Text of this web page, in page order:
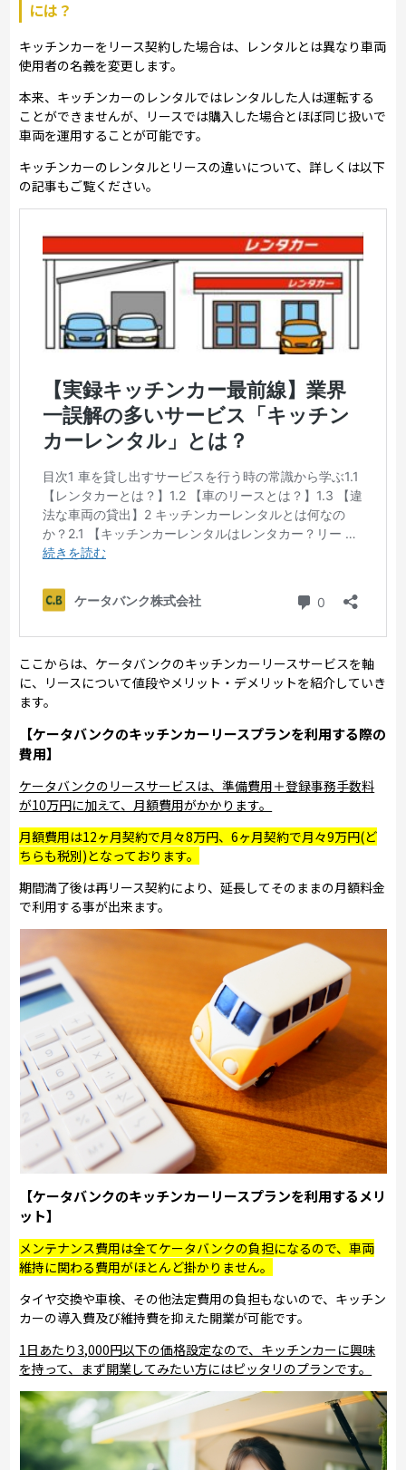
には？
キッチンカーをリース契約した場合は、レンタルとは異なり車両
使用者の名義を変更します。
本来、キッチンカーのレンタルではレンタルした人は運転する
ことができませんが、リースでは購入した場合とほぼ同じ扱いで
車両を運用することが可能です。
キッチンカーのレンタルとリースの違いについて、詳しくは以下
の記事もご覧ください。
ここからは、ケータバンクのキッチンカーリースサービスを軸
に、リースについて値段やメリット・デメリットを紹介していき
ます。
【ケータバンクのキッチンカーリースプランを利用する際の
費用】
ケータバンクのリースサービスは、準備費用＋登録事務手数料
が10万円に加えて、月額費用がかかります。
月額費用は12ヶ月契約で月々8万円、6ヶ月契約で月々9万円(ど
ちらも税別)となっております。
期間満了後は再リース契約により、延長してそのままの月額料金
で利用する事が出来ます。
【ケータバンクのキッチンカーリースプランを利用するメリ
ット】
メンテナンス費用は全てケータバンクの負担になるので、車両
維持に関わる費用がほとんど掛かりません。
タイヤ交換や車検、その他法定費用の負担もないので、キッチン
カーの導入費及び維持費を抑えた開業が可能です。
1日あたり3,000円以下の価格設定なので、キッチンカーに興味
を持って、まず開業してみたい方にはピッタリのプランです。